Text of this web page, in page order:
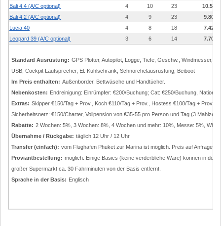
Bali 4.4 (A/C optional)
4 10 23
10.500
Bali 4.2 (A/C optional)
4 9 23
9.800
Lucia 40
4 8 18
7.420
Leopard 39 (A/C optional)
3 6 14 7.700
Standard Ausrüstung: GPS Plotter, Autopilot, Logge, Tiefe, Geschw., Windmesser,
USB, Cockpit Lautsprecher, El. Kühlschrank, Schnorchelausrüstung, Beiboot
Im Preis enthalten: Außenborder, Bettwäsche und Handtücher.
Nebenkosten: Endreinigung: Einrümpfer: €200/Buchung; Cat: €250/Buchung,
Extras: Skipper €150/Tag + Prov., Koch €110/Tag + Prov., Hostess €100/Tag + Prov.,
Sicherheitsnetz: €150/Charter, Vollpension von €35-55 pro Person und Tag (3
Rabatte: 2 Wochen: 5%, 3 Wochen: 8%, 4 Wochen und mehr: 10%, Messe: 5%,
Übernahme / Rückgabe: täglich 12 Uhr / 12 Uhr
Transfer (einfach): vom Flughafen Phuket zur Marina ist möglich. Preis auf Anfrage.
Proviantbestellung: möglich. Einige Basics (keine verderbliche Ware) können in der
großer Supermarkt ca. 30 Fahrminuten von der Basis entfernt.
Sprache in der Basis: Englisch